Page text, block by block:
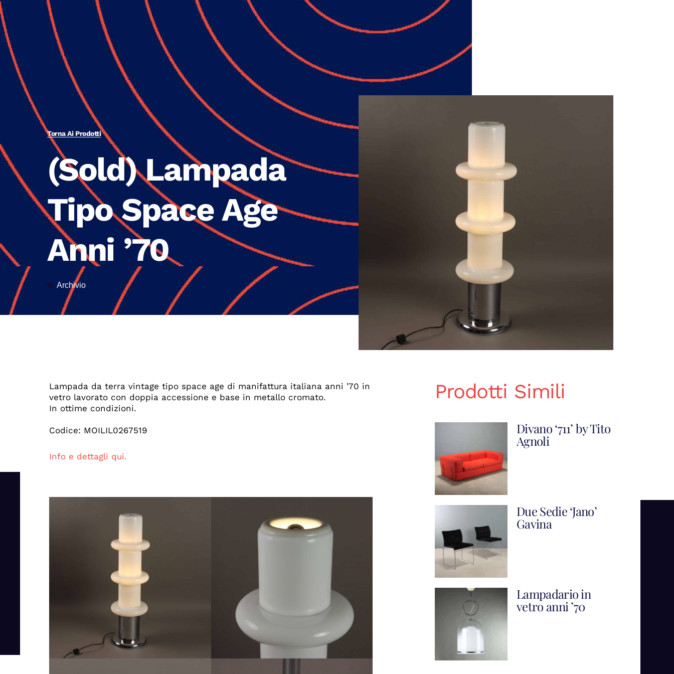
Torna Ai Prodotti
(Sold) Lampada
Tipo Space Age
Anni ’70
Archivio
Lampada da terra vintage tipo space age di manifattura italiana anni ’70 in
vetro lavorato con doppia accessione e base in metallo cromato.
In ottime condizioni.
Codice: MOILIL0267519
Info e dettagli qui.
Prodotti Simili
Divano ‘711’ by Tito
Agnoli
Due Sedie ‘Jano’
Gavina
Lampadario in
vetro anni ’70